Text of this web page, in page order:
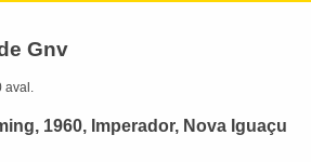
Gnv
aval.
1960, Imperador, Nova Iguaçu